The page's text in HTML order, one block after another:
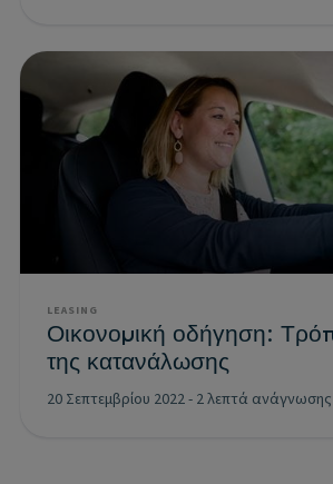
LEASING
Οικονομική οδήγηση:
της κατανάλωσης
20 Σεπτεμβρίου 2022- 2 λεπτά ανάγνωσης